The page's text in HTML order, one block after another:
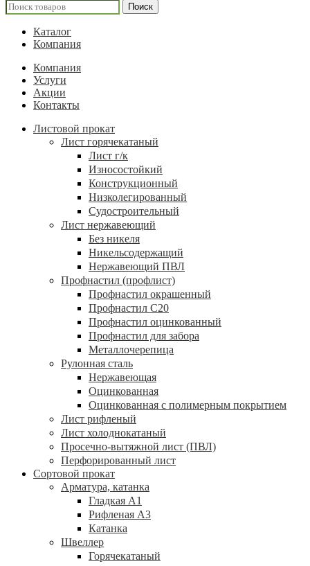
Поиск
Каталог
Компания
Компания
Услуги
Акции
Контакты
Листовой прокат
Лист горячекатаный
Лист г/к
Износостойкий
Конструкционный
Низколегированный
Судостроительный
Лист нержавеющий
Без никеля
Никельсодержащий
Нержавеющий ПВЛ
Профнастил (профлист)
Профнастил окрашенный
Профнастил С20
Профнастил оцинкованный
Профнастил для забора
Металлочерепица
Рулонная сталь
Нержавеющая
Оцинкованная
Оцинкованная с полимерным покрытием
Лист рифленый
Лист холоднокатаный
Просечно-вытяжной лист (ПВЛ)
Перфорированный лист
Сортовой прокат
Арматура, катанка
Гладкая А1
Рифленая А3
Катанка
Швеллер
Горячекатаный